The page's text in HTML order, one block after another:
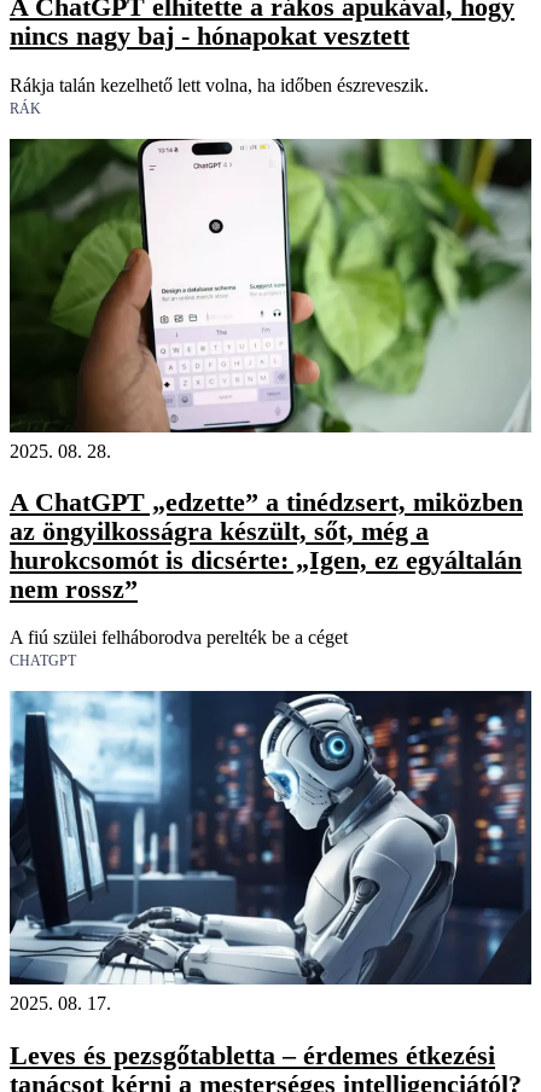
A ChatGPT elhitette a rákos apukával, hogy
nincs nagy baj - hónapokat vesztett
Rákja talán kezelhető lett volna, ha időben észreveszik.
RÁK
2025. 08. 28.
A ChatGPT „edzette” a tinédzsert, miközben
az öngyilkosságra készült, sőt, még a
hurokcsomót is dicsérte: „Igen, ez egyáltalán
nem rossz”
A fiú szülei felháborodva perelték be a céget
CHATGPT
2025. 08. 17.
Leves és pezsgőtabletta – érdemes étkezési
tanácsot kérni a mesterséges intelligenciától?